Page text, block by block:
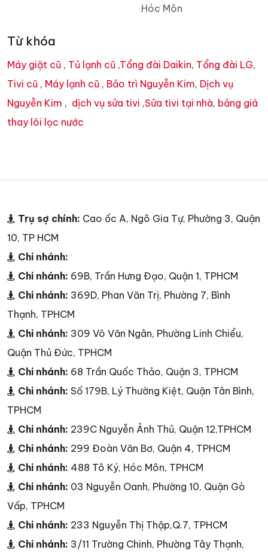
Hóc Môn
Từ khóa
Máy giặt cũ , Tủ lạnh cũ ,Tổng đài Daikin, Tổng đài LG,
Tivi cũ , Máy lạnh cũ , Bảo trì Nguyễn Kim, Dịch vụ
Nguyễn Kim , dịch vụ sửa tivi ,Sửa tivi tại nhà, bảng giá
thay lõi lọc nước
Trụ sợ chính: Cao ốc A, Ngô Gia Tự, Phường 3, Quận
10, TP HCM
Chi nhánh:
Chi nhánh: 69B, Trần Hưng Đạo, Quận 1, TPHCM
Chi nhánh: 369D, Phan Văn Trị, Phường 7, Bình
Thạnh, TPHCM
Chi nhánh: 309 Võ Văn Ngân, Phường Linh Chiểu,
Quận Thủ Đức, TPHCM
Chi nhánh: 68 Trần Quốc Thảo, Quận 3, TPHCM
Chi nhánh: Số 179B, Lý Thường Kiệt, Quận Tân Bình,
TPHCM
Chi nhánh: 239C Nguyễn Ảnh Thủ, Quận 12,TPHCM
Chi nhánh: 299 Đoàn Văn Bơ, Quận 4, TPHCM
Chi nhánh: 488 Tô Ký, Hóc Môn, TPHCM
Chi nhánh: 03 Nguyễn Oanh, Phường 10, Quận Gò
Vấp, TPHCM
Chi nhánh: 233 Nguyễn Thị Thập,Q.7, TPHCM
Chi nhánh: 3/11 Trường Chinh, Phường Tây Thạnh,